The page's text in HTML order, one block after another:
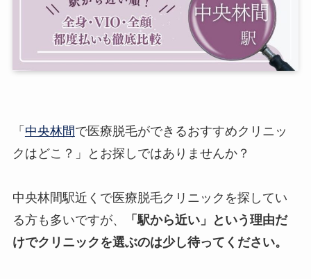
「 中央林間で医療脱毛ができるおすすめクリニッ
クはどこ？」とお探しではありませんか？
中央林間駅近くで医療脱毛クリニックを探してい
る方も多いですが、
「駅から近い」という理由だ
けでクリニックを選ぶのは少し待ってください。